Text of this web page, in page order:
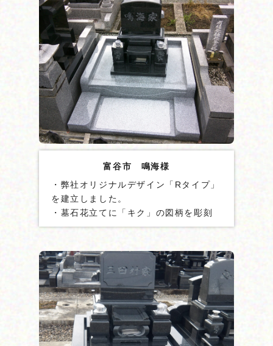
・地震ゲル「泰震Ⓡ」を使用しまし
た。
・外柵石垣をＬ型金具で固定しまし
た。
富谷市 鳴海様
・弊社オリジナルデザイン「Rタイプ」
を建立しました。
・墓石花立てに「キク」の図柄を彫刻
しました。
しました。
・地震ゲル「泰震Ⓡ」を使用しまし
た。
・外柵石垣にL型金具を設置しました。